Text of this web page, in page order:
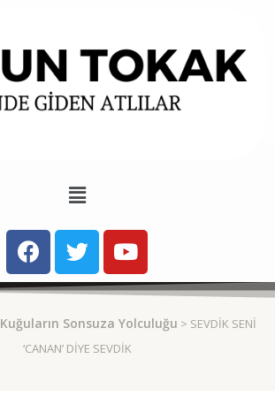
Kuğuların Sonsuza Yolculuğu > SEVDIK SENI
‘CANAN’ DIYE SEVDIK